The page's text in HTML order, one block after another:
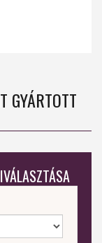
GYÁRTOTT